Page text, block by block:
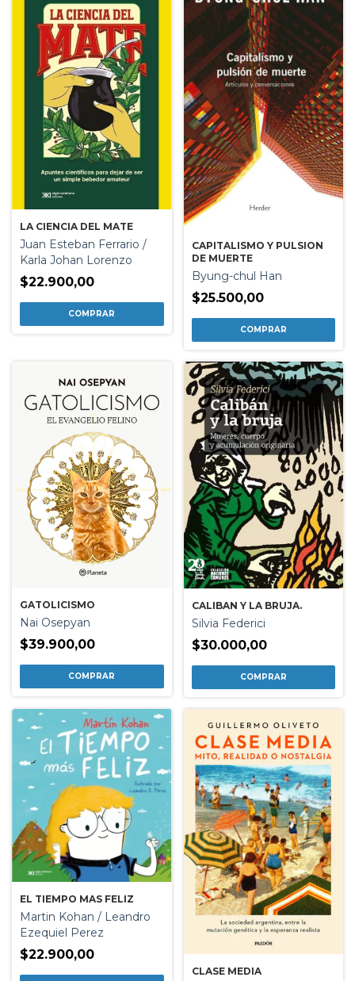
LA CIENCIA DEL MATE
Juan Esteban Ferrario /
Karla Johan Lorenzo
$22.900,00
CAPITALISMO Y PULSION
DE MUERTE
Byung-chul Han
$25.500,00
GATOLICISMO
Nai Osepyan
$39.900,00
CALIBAN Y LA BRUJA.
Silvia Federici
$30.000,00
EL TIEMPO MAS FELIZ
Martin Kohan / Leandro
Ezequiel Perez
$22.900,00
CLASE MEDIA